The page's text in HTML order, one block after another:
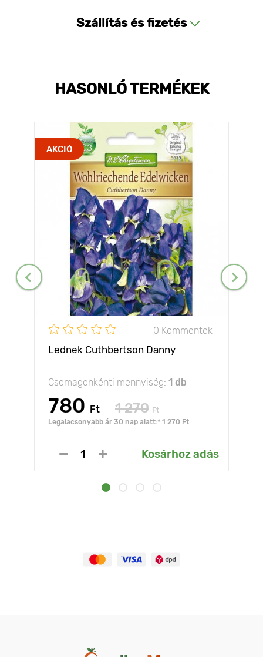
Szállítás és fizetés
HASONLÓ TERMÉKEK
AKCIÓ
0 Kommentek
Lednek Cuthbertson Danny
Csomagonkénti mennyiség: 1 db
780 Ft 1 270 Ft
Legalacsonyabb ár 30 nap alatt:* 1 270 Ft
Kosárhoz adás